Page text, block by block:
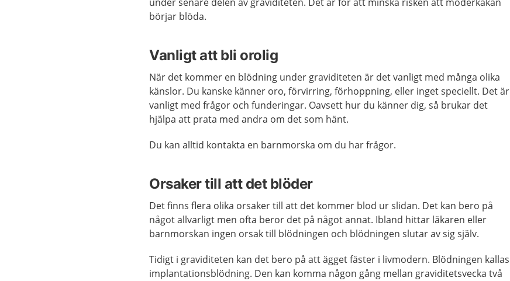
börjar blöda.
Vanligt att bli orolig
När det kommer en blödning under graviditeten är det vanligt med många olika
känslor. Du kanske känner oro, förvirring, förhoppning, eller inget speciellt. Det är
vanligt med frågor och funderingar. Oavsett hur du känner dig, så brukar det
hjälpa att prata med andra om det som hänt.
Du kan alltid kontakta en barnmorska om du har frågor.
Orsaker till att det blöder
Det finns flera olika orsaker till att det kommer blod ur slidan. Det kan bero på
något allvarligt men ofta beror det på något annat. Ibland hittar läkaren eller
barnmorskan ingen orsak till blödningen och blödningen slutar av sig själv.
Tidigt i graviditeten kan det bero på att ägget fäster i livmodern. Blödningen kallas
implantationsblödning. Den kan komma någon gång mellan graviditetsvecka två